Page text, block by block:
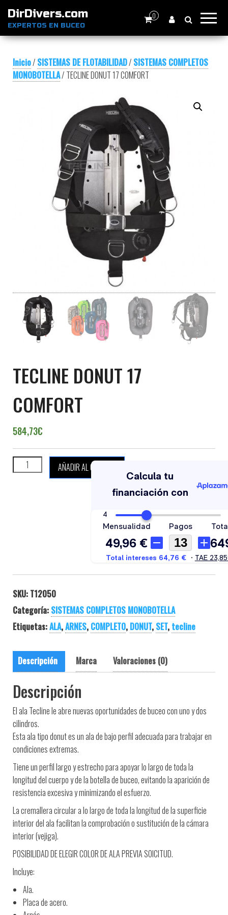
DirDivers.com
EXPERTOS EN BUCEO
0
Inicio/ SISTEMAS DE FLOTABILIDAD/ SISTEMAS COMPLETOS
MONOBOTELLA/ TECLINE DONUT 17 COMFORT
TECLINE DONUT 17
COMFORT
584,73€
TECLINE DONUT 17 COMFORT cantidad
AÑADIR AL CARRITO
SKU: T12050
Categoría: SISTEMAS COMPLETOS MONOBOTELLA
Etiquetas:ALA,ARNES, COMPLETO, DONUT, SET, tecline
Descripción Marca Valoraciones (0)
Descripción
El ala Tecline le abre nuevas oportunidades de buceo con uno y dos
cilindros.
Esta ala tipo donut es un ala de bajo perfil adecuada para trabajar en
condiciones extremas.
Tiene un perfil largo y estrecho para apoyar lo largo de toda la
longitud del cuerpo y de la botella de buceo, evitando la aparición de
resistencia excesiva y minimizando el esfuerzo.
La cremallera circular a lo largo de toda la longitud de la superficie
interior del ala facilitan la comprobación o sustitución de la cámara
interior (vejiga).
POSIBILIDAD DE ELEGIR COLOR DE ALA PREVIA SOICITUD.
Incluye:
Ala.
Placa de acero.